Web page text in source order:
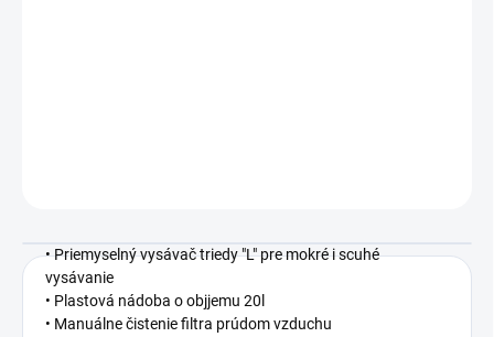
• Priemyselný vysávač triedy "L" pre mokré i scuhé
vysávanie
• Plastová nádoba o objjemu 20l
• Manuálne čistenie filtra prúdom vzduchu